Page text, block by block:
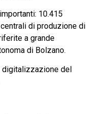
10.415
di produzione di
a grande
di Bolzano.
digitalizzazione del